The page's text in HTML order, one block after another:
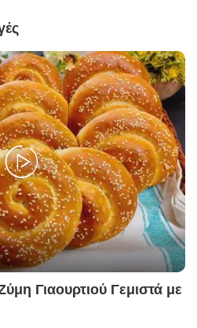
Γιαουρτιού Γεμιστά με